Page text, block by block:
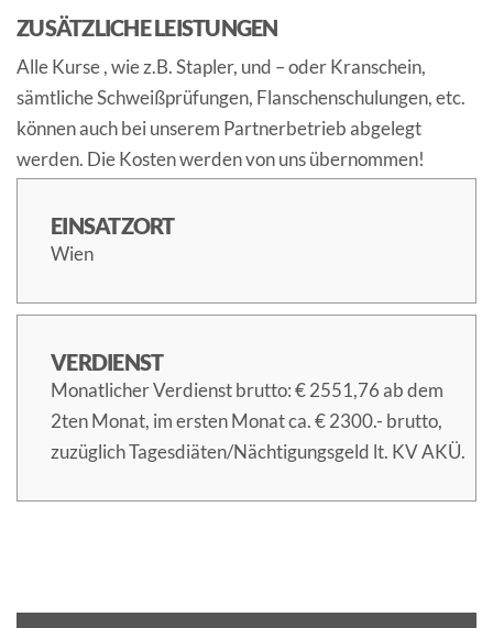
ZUSÄTZLICHE LEISTUNGEN
Alle Kurse , wie z.B. Stapler, und – oder Kranschein,
sämtliche Schweißprüfungen, Flanschenschulungen, etc.
können auch bei unserem Partnerbetrieb abgelegt
werden. Die Kosten werden von uns übernommen!
EINSATZORT
Wien
VERDIENST
Monatlicher Verdienst brutto: € 2551,76 ab dem
2ten Monat, im ersten Monat ca. € 2300.- brutto,
zuzüglich Tagesdiäten/Nächtigungsgeld lt. KV AKÜ.